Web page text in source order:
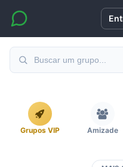
Grupos VIP Amizade